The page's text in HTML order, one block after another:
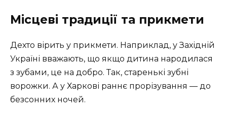
Місцеві традиції та прикмети
Дехто вірить у прикмети. Наприклад, у Західній
Україні вважають, що якщо дитина народилася
з зубами, це на добро. Так, старенькі зубні
ворожки. А у Харкові раннє прорізування — до
безсонних ночей.